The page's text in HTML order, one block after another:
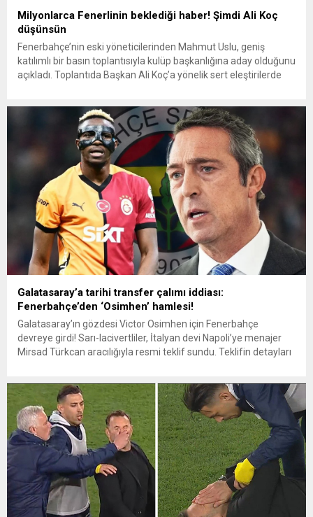
Milyonlarca Fenerlinin beklediği haber! Şimdi Ali Koç
düşünsün
Fenerbahçe’nin eski yöneticilerinden Mahmut Uslu, geniş
katılımlı bir basın toplantısıyla kulüp başkanlığına aday olduğunu
açıkladı. Toplantıda Başkan Ali Koç’a yönelik sert eleştirilerde
yıllardaki durumuna ilişkin eleştirilerle başlayan Uslu,
“Yaşamadığımız her şeyi 7 senelik Ali Koç döneminde...
Galatasaray’a tarihi transfer çalımı iddiası:
Fenerbahçe’den ‘Osimhen’ hamlesi!
Galatasaray’ın gözdesi Victor Osimhen için Fenerbahçe
devreye girdi! Sarı-lacivertliler, İtalyan devi Napoli’ye menajer
Mirsad Türkcan aracılığıyla resmi teklif sundu. Teklifin detayları
alacağı 1 puanla 25. şampiyonluğunu ilan edecek. Ancak ezeli
rakibi Fenerbahçe’nin, sarı-kırmızılıların peşinde olduğu...